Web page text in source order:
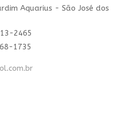
Aquarius - São José dos
2465
1735